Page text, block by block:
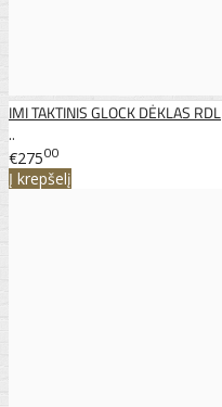
IMI TAKTINIS GLOCK DĖKLAS RDL
..
€27500
Į krepšelį